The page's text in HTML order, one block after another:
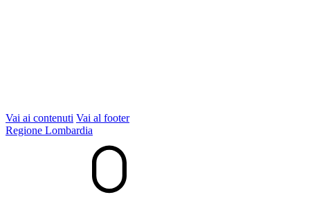
Vai ai contenuti Vai al footer
Regione Lombardia